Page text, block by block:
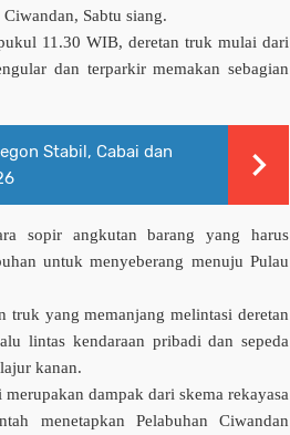
Ciwandan, Sabtu siang.
11.30 WIB, deretan truk mulai dari
dan terparkir memakan sebagian
Stabil, Cabai dan
sopir angkutan barang yang harus
untuk menyeberang menuju Pulau
yang memanjang melintasi deretan
lintas kendaraan pribadi dan sepeda
kanan.
dampak dari skema rekayasa
menetapkan Pelabuhan Ciwandan